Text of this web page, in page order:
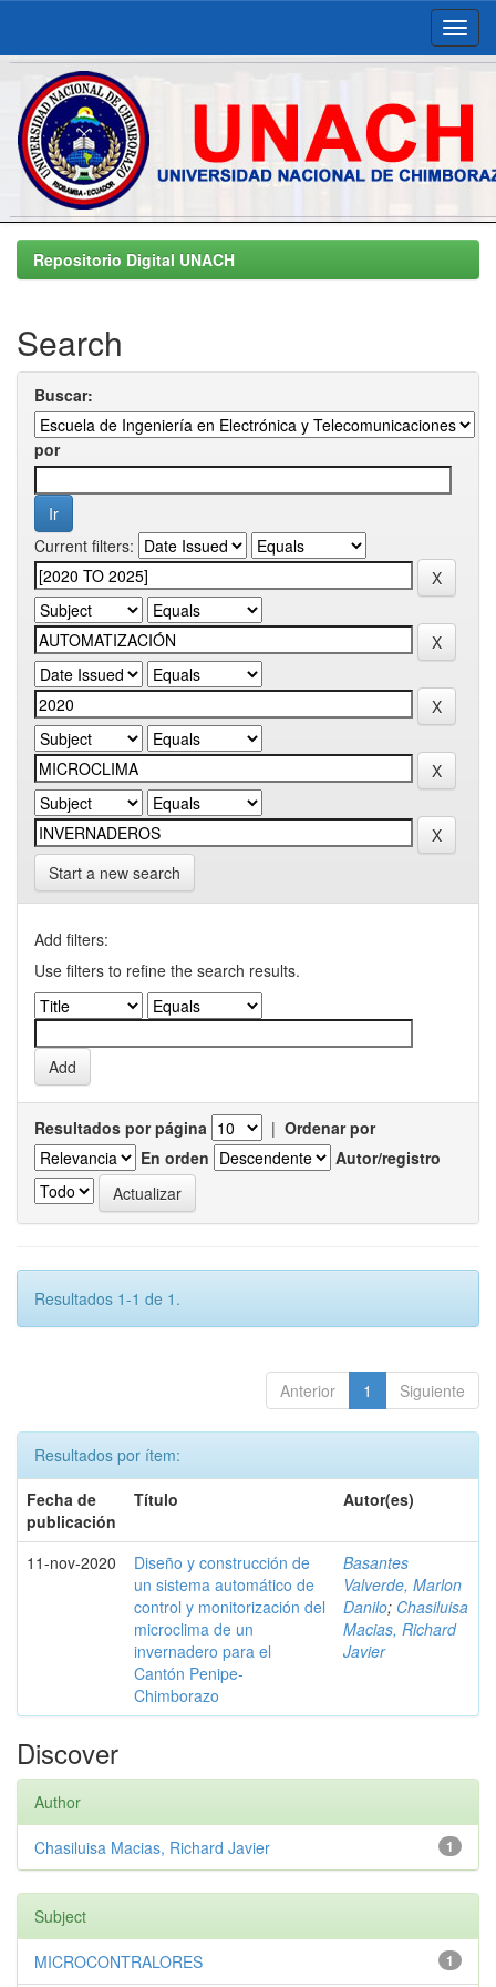
Skip
navigationRepositorio Digital UNACH
Search
Buscar:
por
Current filters:
Start a new search
Add filters:
Use filters to refine the search results.
Resultados por página | Ordenar por
En orden
Autor/registro
Resultados 1-1 de 1.
Anterior 1 Siguiente
Resultados por ítem:
Fecha de
publicación
Título Autor(es)
11-nov-2020
Diseño y construcción de
un sistema automático de
control y monitorización del
microclima de un
invernadero para el
Cantón Penipe-
Chimborazo
Basantes
Valverde, Marlon
Danilo; Chasiluisa
Macias, Richard
Javier
Discover
Author
1
Chasiluisa Macias, Richard Javier
Subject
1
MICROCONTRALORES